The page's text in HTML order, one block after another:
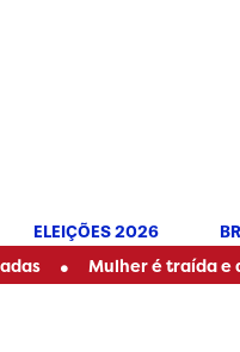
ELEIÇÕES 2026
é traída e descobre